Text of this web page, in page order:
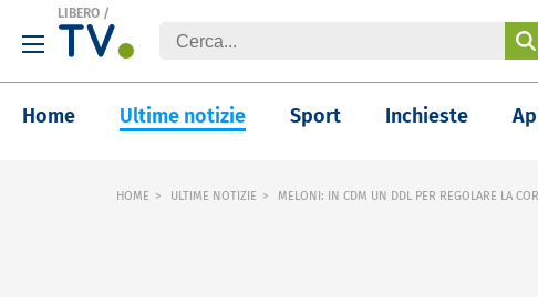
LIBERO /
Home Ultime notizie Sport Inchieste
HOME ULTIME NOTIZIE MELONI: IN CDM UN DDL PER REGOLARE LA